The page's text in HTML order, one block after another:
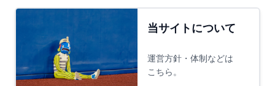
当サイトについて
運営方針・体制などは
こちら。